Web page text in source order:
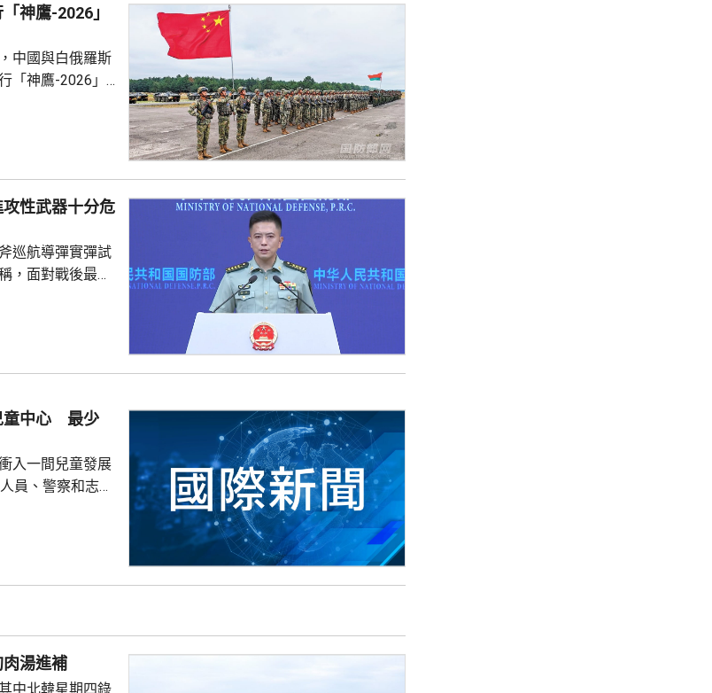
，而中方組織...
神鷹-2026」
中國與白俄羅斯
「神鷹-2026」
舉行有關系列
特附近舉行以反
」陸軍聯合
一次...
性武器十分危
巡航導彈實彈試
，面對戰後最嚴
的動向日益猖
藉口。 陳曦
和平穩定的，恰
加速再軍事化...
童中心 最少
入一間兒童發展
員、警察和志願
湯進補
中北韓星期四錄